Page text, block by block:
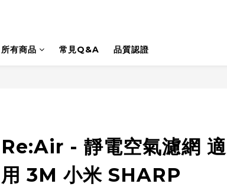
所有商品 常見Q&A 品質認證
Re:Air - 靜電空氣濾網 適
用 3M 小米 SHARP